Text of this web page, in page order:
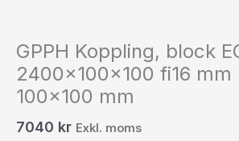
GPPH Koppling, block
2400x100x100 fi16
100×100 mm
7040 kr Exkl. moms
100x100
mängd